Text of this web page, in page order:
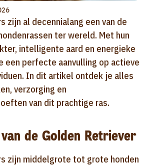
zijn al decennialang een van de
ter wereld. Met hun
intelligente aard en energieke
een perfecte aanvulling op actieve
In dit artikel ontdek je alles
verzorging en
van dit prachtige ras.
de Golden Retriever
zijn middelgrote tot grote honden